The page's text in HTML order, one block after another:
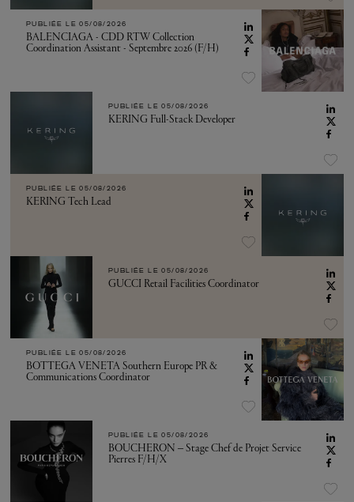
PUBLIÉE LE 05/08/2026
BALENCIAGA - CDD RTW Collection
Coordination Assistant - Septembre 2026 (F/H)
PUBLIÉE LE 05/08/2026
KERING Full-Stack Developer
PUBLIÉE LE 05/08/2026
KERING Tech Lead
PUBLIÉE LE 05/08/2026
GUCCI Retail Facilities Coordinator
PUBLIÉE LE 05/08/2026
BOTTEGA VENETA Southern Europe PR &
Communications Coordinator
PUBLIÉE LE 05/08/2026
BOUCHERON – Stage Chef de Projet Service
Pierres F/H/X